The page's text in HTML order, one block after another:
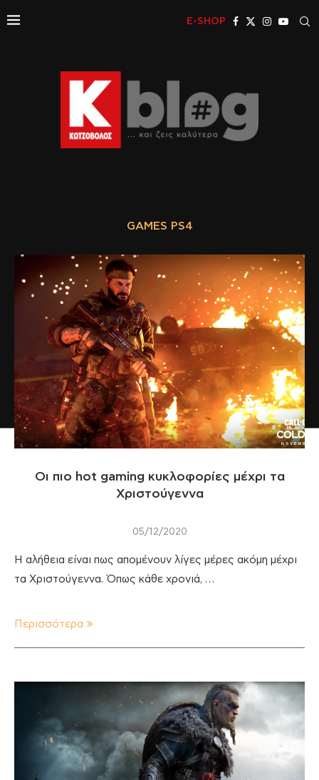
E-SHOP
GAMES PS4
Οι πιο hot gaming κυκλοφορίες μέχρι τα
Χριστούγεννα
05/12/2020
Η αλήθεια είναι πως απομένουν λίγες μέρες ακόμη μέχρι
τα Χριστούγεννα. Όπως κάθε χρονιά, …
Περισσότερα